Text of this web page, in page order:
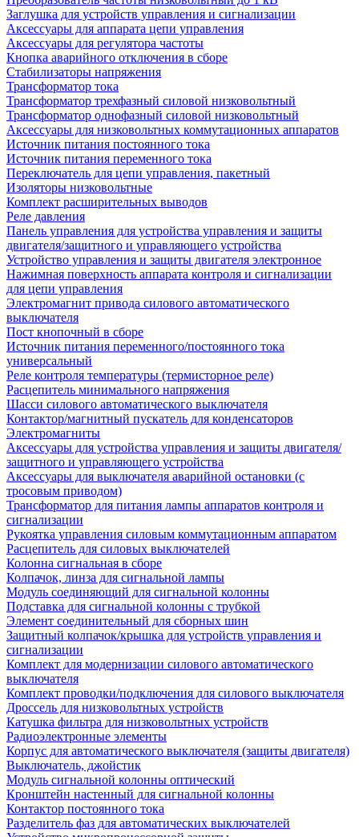
Заглушка для устройств управления и сигнализации
Аксессуары для аппарата цепи управления
Аксессуары для регулятора частоты
Кнопка аварийного отключения в сборе
Стабилизаторы напряжения
Трансформатор тока
Трансформатор трехфазный силовой низковольтный
Трансформатор однофазный силовой низковольтный
Аксессуары для низковольтных коммутационных аппаратов
Источник питания постоянного тока
Источник питания переменного тока
Переключатель для цепи управления, пакетный
Изоляторы низковольтные
Комплект расширительных выводов
Реле давления
Панель управления для устройства управления и защиты
двигателя/защитного и управляющего устройства
Устройство управления и защиты двигателя электронное
Нажимная поверхность аппарата контроля и сигнализации
для цепи управления
Электромагнит привода силового автоматического
выключателя
Пост кнопочный в сборе
Источник питания переменного/постоянного тока
универсальный
Реле контроля температуры (термисторное реле)
Расцепитель минимального напряжения
Шасси силового автоматического выключателя
Контактор/магнитный пускатель для конденсаторов
Электромагниты
Аксессуары для устройства управления и защиты двигателя/
защитного и управляющего устройства
Аксессуары для выключателя аварийной остановки (с
тросовым приводом)
Трансформатор для питания лампы аппаратов контроля и
сигнализации
Рукоятка управления силовым коммутационным аппаратом
Расцепитель для силовых выключателей
Колонна сигнальная в сборе
Колпачок, линза для сигнальной лампы
Модуль соединяющий для сигнальной колонны
Подставка для сигнальной колонны с трубкой
Элемент соединительный для сборных шин
Защитный колпачок/крышка для устройств управления и
сигнализации
Комплект для модернизации силового автоматического
выключателя
Комплект проводки/подключения для силового выключателя
Дроссель для низковольтных устройств
Катушка фильтра для низковольтных устройств
Радиоэлектронные элементы
Корпус для автоматического выключателя (защиты двигателя)
Выключатель, джойстик
Модуль сигнальной колонны оптический
Кронштейн настенный для сигнальной колонны
Контактор постоянного тока
Разделитель фаз для автоматических выключателей